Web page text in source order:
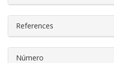
References
Número